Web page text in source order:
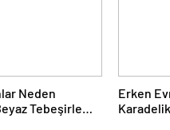
Neden
Tebeşirle
Erken